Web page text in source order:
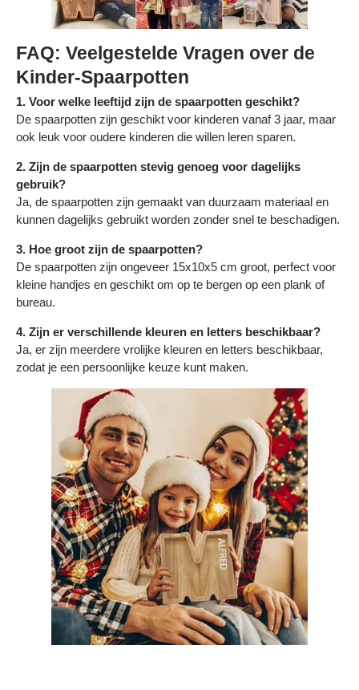
FAQ: Veelgestelde Vragen over de
Kinder-Spaarpotten
1. Voor welke leeftijd zijn de spaarpotten geschikt?
De spaarpotten zijn geschikt voor kinderen vanaf 3 jaar, maar
ook leuk voor oudere kinderen die willen leren sparen.
2. Zijn de spaarpotten stevig genoeg voor dagelijks
gebruik?
Ja, de spaarpotten zijn gemaakt van duurzaam materiaal en
kunnen dagelijks gebruikt worden zonder snel te beschadigen.
3. Hoe groot zijn de spaarpotten?
De spaarpotten zijn ongeveer 15x10x5 cm groot, perfect voor
kleine handjes en geschikt om op te bergen op een plank of
bureau.
4. Zijn er verschillende kleuren en letters beschikbaar?
Ja, er zijn meerdere vrolijke kleuren en letters beschikbaar,
zodat je een persoonlijke keuze kunt maken.